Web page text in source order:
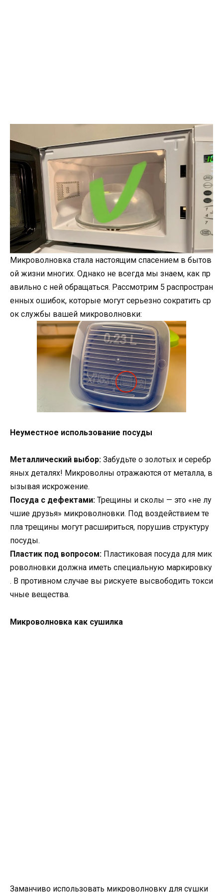
Микроволновка стала настоящим спасением в бытов
ой жизни многих. Однако не всегда мы знаем, как пр
авильно с ней обращаться. Рассмотрим 5 распростран
енных ошибок, которые могут серьезно сократить ср
ок службы вашей микроволновки:
Неуместное использование посуды
Металлический выбор: Забудьте о золотых и серебр
яных деталях! Микроволны отражаются от металла, в
ызывая искрожение.
Посуда с дефектами: Трещины и сколы — это «не лу
чшие друзья» микроволновки. Под воздействием те
пла трещины могут расшириться, порушив структуру
посуды.
Пластик под вопросом: Пластиковая посуда для мик
роволновки должна иметь специальную маркировку
. В противном случае вы рискуете высвободить токси
чные вещества.
Микроволновка как сушилка
Заманчиво использовать микроволновку для сушки